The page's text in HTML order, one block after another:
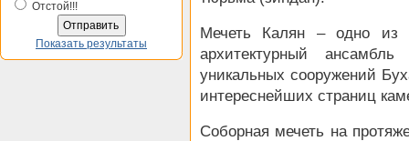
Отстой!!!
Показать результаты
Мечеть Калян – одно из
архитектурный
уникальных сооружений
интереснейших страниц
Соборная мечеть на